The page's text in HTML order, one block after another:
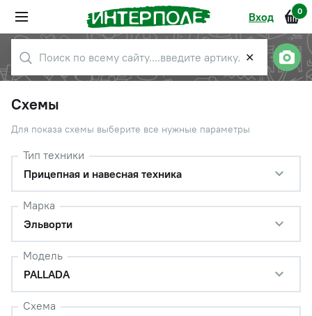
Вход 0
✕
Схемы
Для показа схемы выберите все нужные параметры
Тип техники
Прицепная и навесная техника
Марка
Эльворти
Модель
PALLADA
Схема